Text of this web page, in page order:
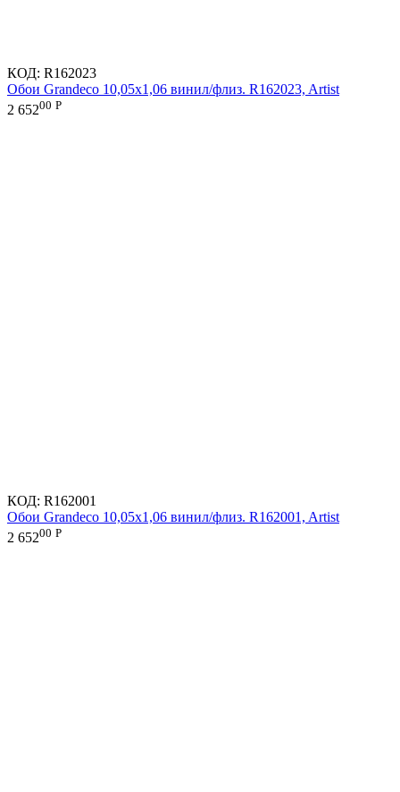
КОД: R162023
Обои Grandeco 10,05х1,06 винил/флиз. R162023, Artist
2 65200 Р
КОД: R162001
Обои Grandeco 10,05х1,06 винил/флиз. R162001, Artist
2 65200 Р